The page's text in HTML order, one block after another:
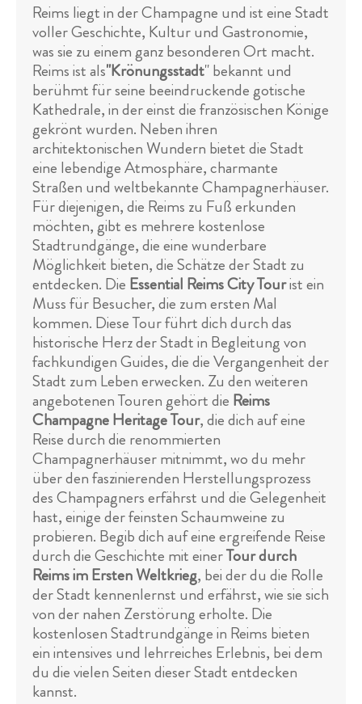
Reims liegt in der Champagne und ist eine Stadt
voller Geschichte, Kultur und Gastronomie,
was sie zu einem ganz besonderen Ort macht.
Reims ist als"Krönungsstadt" bekannt und
berühmt für seine beeindruckende gotische
Kathedrale, in der einst die französischen Könige
gekrönt wurden. Neben ihren
architektonischen Wundern bietet die Stadt
eine lebendige Atmosphäre, charmante
Straßen und weltbekannte Champagnerhäuser.
Für diejenigen, die Reims zu Fuß erkunden
möchten, gibt es mehrere kostenlose
Stadtrundgänge, die eine wunderbare
Möglichkeit bieten, die Schätze der Stadt zu
entdecken. Die Essential Reims City Tourist ein
Muss für Besucher, die zum ersten Mal
kommen. Diese Tour führt dich durch das
historische Herz der Stadt in Begleitung von
fachkundigen Guides, die die Vergangenheit der
Stadt zum Leben erwecken. Zu den weiteren
angebotenen Touren gehört die Reims
Champagne Heritage Tour, die dich auf eine
Reise durch die renommierten
Champagnerhäuser mitnimmt, wo du mehr
über den faszinierenden Herstellungsprozess
des Champagners erfährst und die Gelegenheit
hast, einige der feinsten Schaumweine zu
probieren. Begib dich auf eine ergreifende Reise
durch die Geschichte mit einerTour durch
Reims im Ersten Weltkrieg, bei der du die Rolle
der Stadt kennenlernst und erfährst, wie sie sich
von der nahen Zerstörung erholte. Die
kostenlosen Stadtrundgänge in Reims bieten
ein intensives und lehrreiches Erlebnis, bei dem
du die vielen Seiten dieser Stadt entdecken
kannst.